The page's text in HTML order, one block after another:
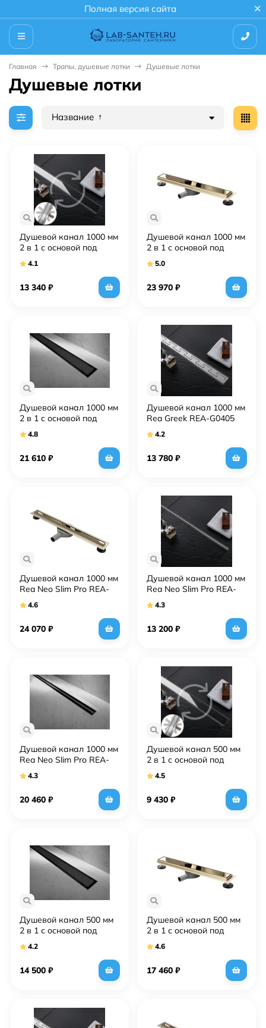
Полная версия сайта
Главная Трапы, душевые лотки Душевые лотки
Душевые лотки
Название
Душевой канал 1000 мм
2 в 1 с основой под
Pro REA-G0989
4.1
13 340 ₽
Душевой канал 1000 мм
2 в 1 с основой под
Pro REA-G5611
5.0
23 970 ₽
Душевой канал 1000 мм
2 в 1 с основой под
Pro REA-G8909
4.8
21 610 ₽
Душевой канал 1000 мм
Rea Greek REA-G0405
4.2
13 780 ₽
Душевой канал 1000 мм
Rea Neo Slim Pro REA-
4.6
24 070 ₽
Душевой канал 1000 мм
Rea Neo Slim Pro REA-
4.3
13 200 ₽
Душевой канал 1000 мм
Rea Neo Slim Pro REA-
4.3
20 460 ₽
Душевой канал 500 мм
2 в 1 с основой под
Pro REA-G0988
4.5
9 430 ₽
Душевой канал 500 мм
2 в 1 с основой под
Pro REA-G0999
4.2
14 500 ₽
Душевой канал 500 мм
2 в 1 с основой под
Pro REA-G5693
4.6
17 460 ₽